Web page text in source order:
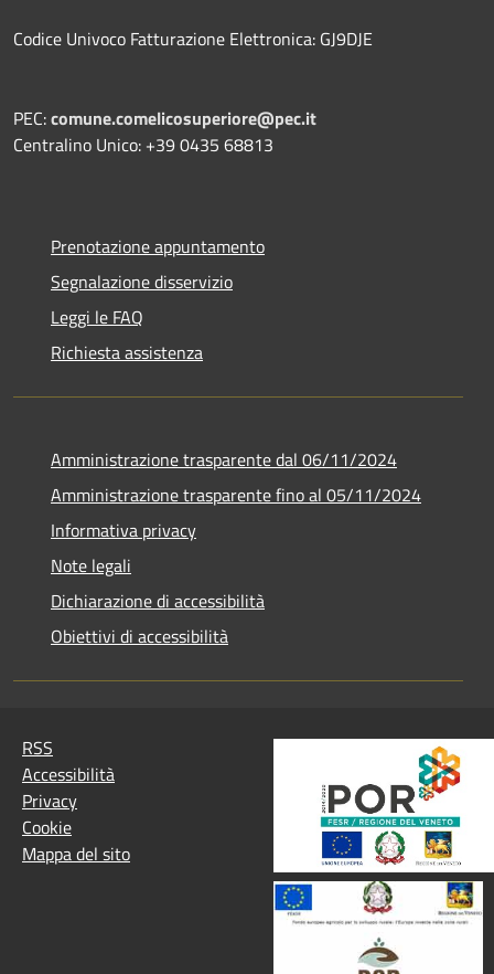
Codice Univoco Fatturazione Elettronica: GJ9DJE
PEC:comune.comelicosuperiore@pec.it
Centralino Unico: +39 0435 68813
Prenotazione appuntamento
Segnalazione disservizio
Leggi le FAQ
Richiesta assistenza
Amministrazione trasparente dal 06/11/2024
Amministrazione trasparente fino al 05/11/2024
Informativa privacy
Note legali
Dichiarazione di accessibilità
Obiettivi di accessibilità
RSS
Accessibilità
Privacy
Cookie
Mappa del sito